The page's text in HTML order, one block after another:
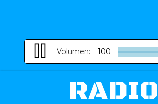
Volumen: 100
RADIO